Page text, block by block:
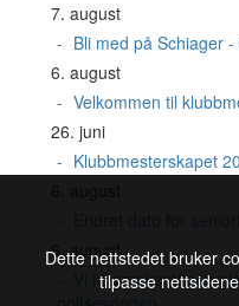
7. august
Bli med på Schiager
6. august
Velkommen til
26. juni
Klubbmesterskapet
6. august
Vi i Damekomiteen
Dette nettstedet bruker
tilpasse